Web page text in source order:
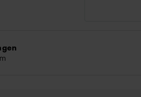
Aqua, Sodium Palm Kernelate, Glycerin,
Sodium Chloride, Palm Kernel Acid,